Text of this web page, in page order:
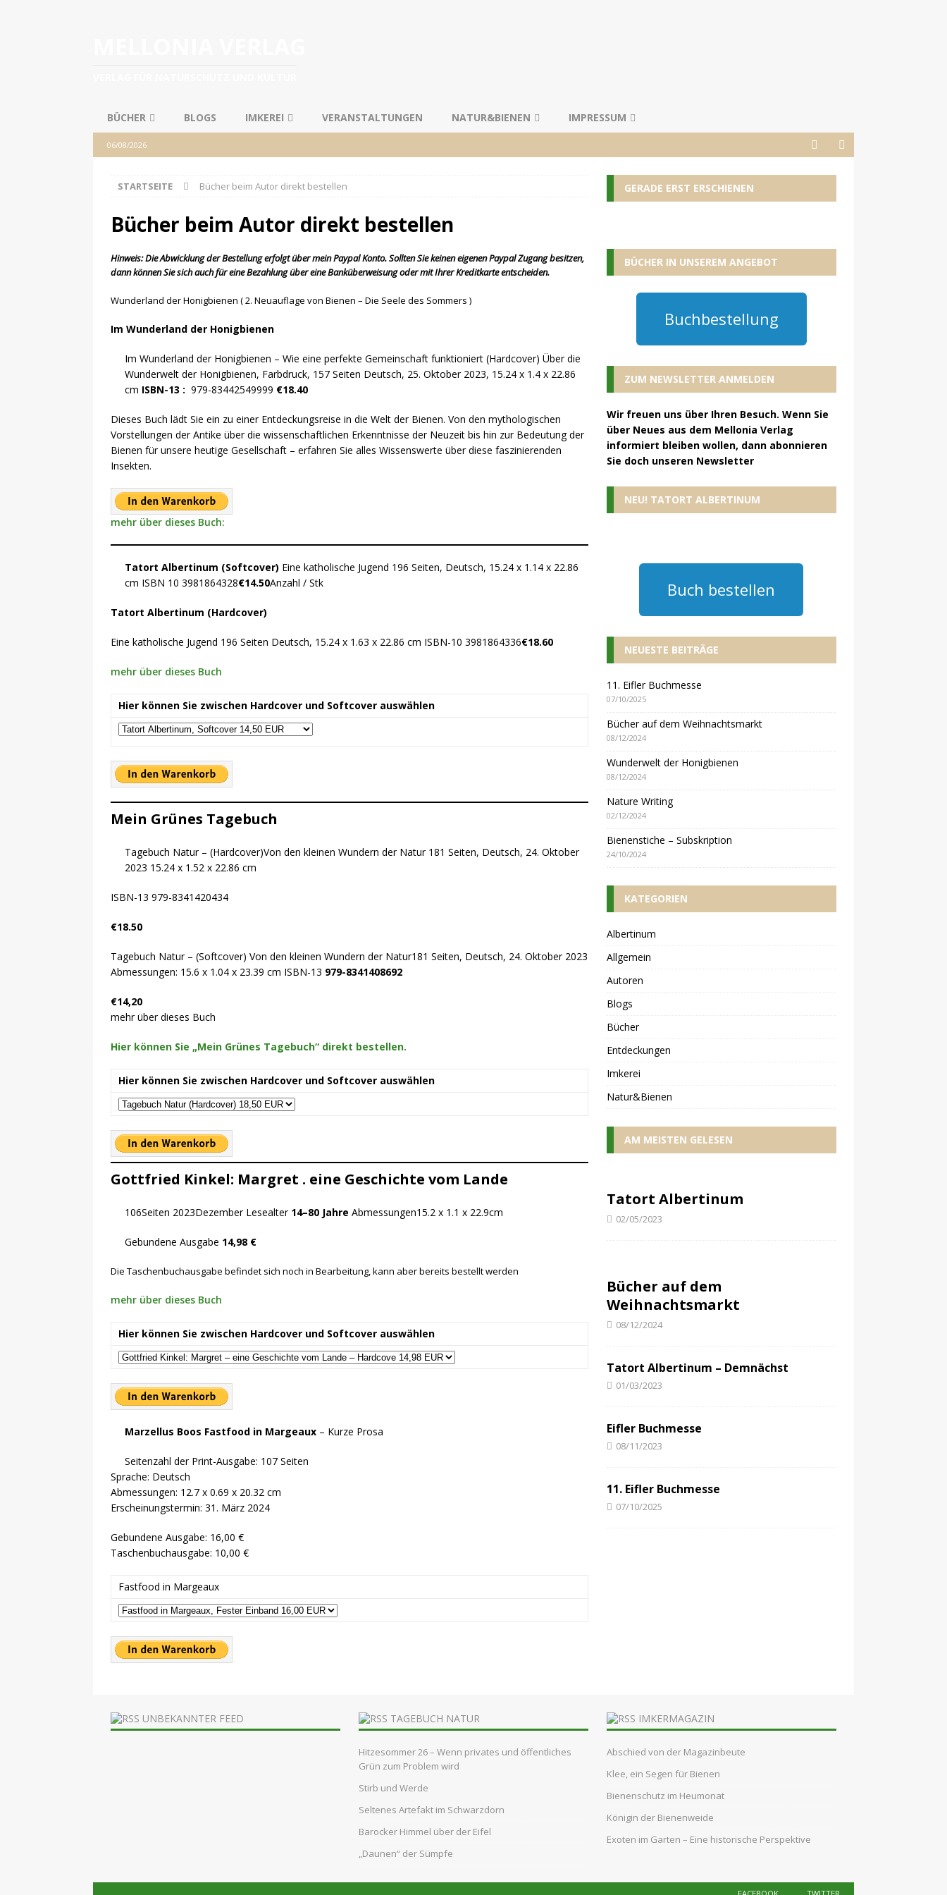
BÜCHER BLOGS IMKEREI VERANSTALTUNGEN NATUR&BIENEN IMPRESSUM
06/08/2026
STARTSEITE Bücher beim Autor direkt bestellen
Bücher beim Autor direkt bestellen
Hinweis: Die Abwicklung der Bestellung erfolgt über mein Paypal Konto. Sollten Sie keinen eigenen Paypal Zugang besitzen,
dann können Sie sich auch für eine Bezahlung über eine Banküberweisung oder mit Ihrer Kreditkarte entscheiden.
Wunderland der Honigbienen ( 2. Neuauflage von Bienen – Die Seele des Sommers )
Im Wunderland der Honigbienen
Im Wunderland der Honigbienen – Wie eine perfekte Gemeinschaft funktioniert (Hardcover) Über die
Wunderwelt der Honigbienen, Farbdruck, 157 Seiten Deutsch, 25. Oktober 2023, 15.24 x 1.4 x 22.86
cm
ISBN-13‏ : ‎ 979-83442549999 €18.40
Dieses Buch lädt Sie ein zu einer Entdeckungsreise in die Welt der Bienen. Von den mythologischen
Vorstellungen der Antike über die wissenschaftlichen Erkenntnisse der Neuzeit bis hin zur Bedeutung der
Bienen für unsere heutige Gesellschaft – erfahren Sie alles Wissenswerte über diese faszinierenden
Insekten.
mehr über dieses Buch:
Tatort Albertinum (Softcover) Eine katholische Jugend 196 Seiten, Deutsch, 15.24 x 1.14 x 22.86
cm ISBN 10 3981864328€14.50Anzahl / Stk
Tatort Albertinum (Hardcover)
Eine katholische Jugend 196 Seiten Deutsch, 15.24 x 1.63 x 22.86 cm ISBN-10 3981864336€18.60
mehr über dieses Buch
Hier können Sie zwischen Hardcover und Softcover auswählen
Mein Grünes Tagebuch
Tagebuch Natur – (Hardcover)Von den kleinen Wundern der Natur 181 Seiten, Deutsch, 24. Oktober
2023 15.24 x 1.52 x 22.86 cm
ISBN-13 979-8341420434
€18.50
Tagebuch Natur – (Softcover) Von den kleinen Wundern der Natur181 Seiten, Deutsch, 24. Oktober 2023
Abmessungen: 15.6 x 1.04 x 23.39 cm ISBN-13 979-8341408692
€14,20
mehr über dieses Buch
Hier können Sie „Mein Grünes Tagebuch“ direkt bestellen.
Hier können Sie zwischen Hardcover und Softcover auswählen
Gottfried Kinkel: Margret . eine Geschichte vom Lande
106Seiten 2023Dezember Lesealter 14–80 Jahre Abmessungen15.2 x 1.1 x 22.9cm
Gebundene Ausgabe 14,98 €
Die Taschenbuchausgabe befindet sich noch in Bearbeitung, kann aber bereits bestellt werden
mehr über dieses Buch
Hier können Sie zwischen Hardcover und Softcover auswählen
Marzellus Boos Fastfood in Margeaux – Kurze Prosa
Seitenzahl der Print-Ausgabe: 107 Seiten
Sprache: Deutsch
Abmessungen: 12.7 x 0.69 x 20.32 cm
Erscheinungstermin: 31. März 2024
Gebundene Ausgabe: 16,00 €
Taschenbuchausgabe: 10,00 €
Fastfood in Margeaux
GERADE ERST ERSCHIENEN
BÜCHER IN UNSEREM ANGEBOT
Buchbestellung
ZUM NEWSLETTER ANMELDEN
Wir freuen uns über Ihren Besuch. Wenn Sie
über Neues aus dem Mellonia Verlag
informiert bleiben wollen, dann abonnieren
Sie doch unseren Newsletter
NEU! TATORT ALBERTINUM
Buch bestellen
NEUESTE BEITRÄGE
11. Eifler Buchmesse
07/10/2025
Bücher auf dem Weihnachtsmarkt
08/12/2024
Wunderwelt der Honigbienen
08/12/2024
Nature Writing
02/12/2024
Bienenstiche – Subskription
24/10/2024
KATEGORIEN
Albertinum
Allgemein
Autoren
Blogs
Bücher
Entdeckungen
Imkerei
Natur&Bienen
AM MEISTEN GELESEN
Tatort Albertinum
02/05/2023
Bücher auf dem
Weihnachtsmarkt
08/12/2024
Tatort Albertinum – Demnächst
01/03/2023
Eifler Buchmesse
08/11/2023
11. Eifler Buchmesse
07/10/2025
UNBEKANNTER FEED TAGEBUCH NATUR
Hitzesommer 26 – Wenn privates und öffentliches
Grün zum Problem wird
Stirb und Werde
Seltenes Artefakt im Schwarzdorn
Barocker Himmel über der Eifel
„Daunen“ der Sümpfe
IMKERMAGAZIN
Abschied von der Magazinbeute
Klee, ein Segen für Bienen
Bienenschutz im Heumonat
Königin der Bienenweide
Exoten im Garten – Eine historische Perspektive